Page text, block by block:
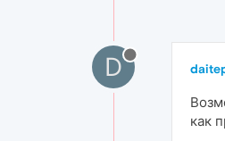
D
как